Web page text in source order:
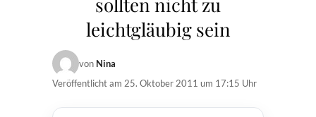
leichtgläubig sein
von Nina
Veröffentlicht am 25. Oktober 2011 um 17:15 Uhr